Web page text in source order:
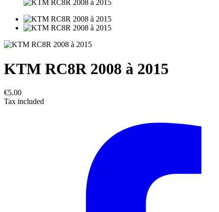
KTM RC8R 2008 à 2015
€5.00
Tax included